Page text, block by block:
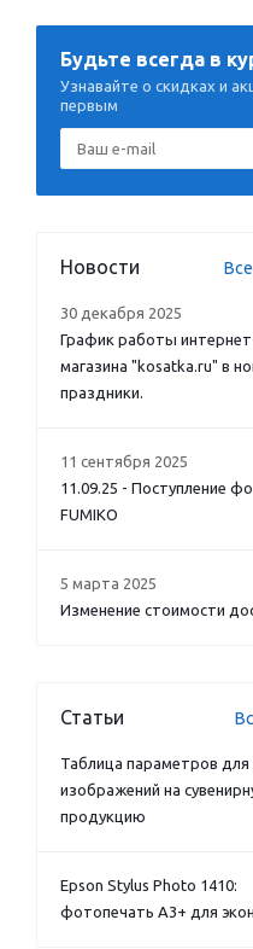
Будьте всегда в
Узнавайте о скидках и
первым
Новости
30 декабря 2025
График работы
магазина "kosatka.ru" в
праздники.
11 сентября 2025
11.09.25 - Поступление
FUMIKO
5 марта 2025
Изменение стоимости
Статьи
Таблица параметров для
изображений на
продукцию
Epson Stylus Photo 1410:
фотопечать А3+ для